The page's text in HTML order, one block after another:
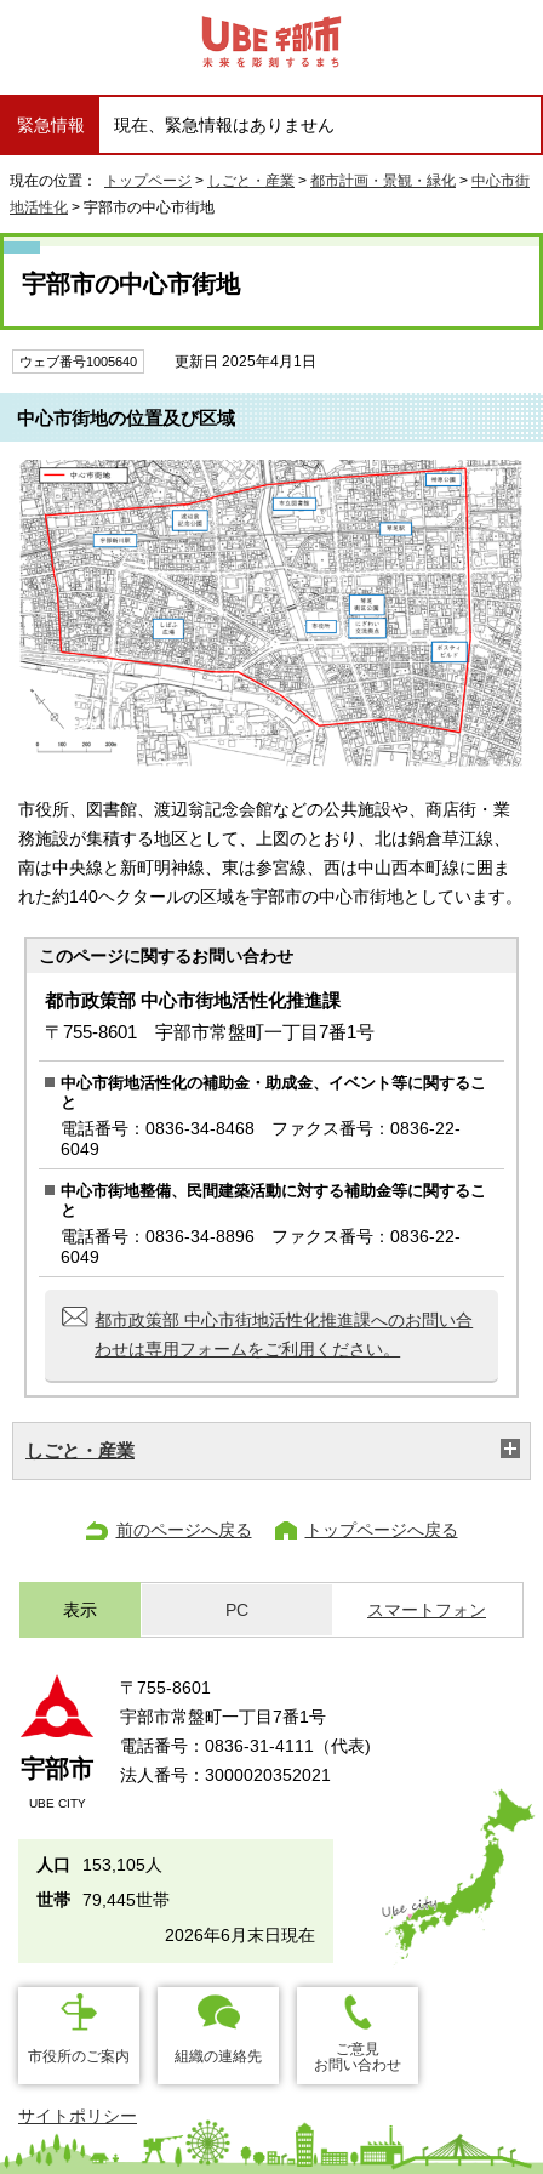
緊急情報 現在、緊急情報はありません
現在の位置： トップページ > しごと・産業 > 都市計画・景観・緑化 > 中心市街
地活性化 > 宇部市の中心市街地
宇部市の中心市街地
ウェブ番号1005640 更新日 2025年4月1日
中心市街地の位置及び区域
市役所、図書館、渡辺翁記念会館などの公共施設や、商店街・業
務施設が集積する地区として、上図のとおり、北は鍋倉草江線、
南は中央線と新町明神線、東は参宮線、西は中山西本町線に囲ま
れた約140ヘクタールの区域を宇部市の中心市街地としています。
このページに関するお問い合わせ
都市政策部 中心市街地活性化推進課
〒755-8601 宇部市常盤町一丁目7番1号
中心市街地活性化の補助金・助成金、イベント等に関するこ
と
電話番号：0836-34-8468 ファクス番号：0836-22-
6049
中心市街地整備、民間建築活動に対する補助金等に関するこ
と
電話番号：0836-34-8896 ファクス番号：0836-22-
6049
都市政策部 中心市街地活性化推進課へのお問い合
わせは専用フォームをご利用ください。
しごと・産業
前のページへ戻る トップページへ戻る
表示 PC スマートフォン
宇部市
UBE CITY
〒755-8601
宇部市常盤町一丁目7番1号
電話番号：0836-31-4111（代表)
法人番号：3000020352021
人口
153,105人
世帯
79,445世帯
2026年6月末日現在
市役所のご案内 組織の連絡先
ご意見
お問い合わせ
サイトポリシー